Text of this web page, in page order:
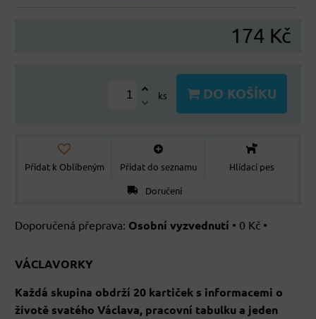
174 Kč
ks DO KOŠÍKU
Přidat k Oblíbeným Přidat do seznamu
Hlídací pes
Doručení
Osobní vyzvednutí • 0 Kč •
VÁCLAVORKY
Každá skupina obdrží 20 kartiček s informacemi o
životě svatého Václava, pracovní tabulku a jeden